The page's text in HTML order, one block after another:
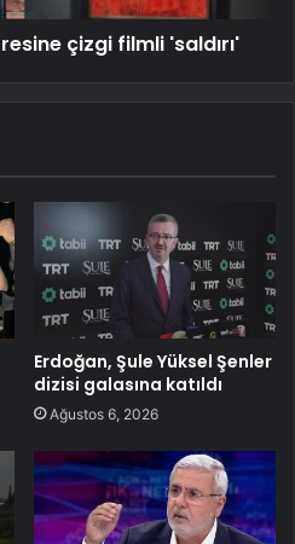
çizgi filmli 'saldırı'
Erdoğan, Şule Yüksel Şenler
dizisi galasına katıldı
Ağustos 6, 2026